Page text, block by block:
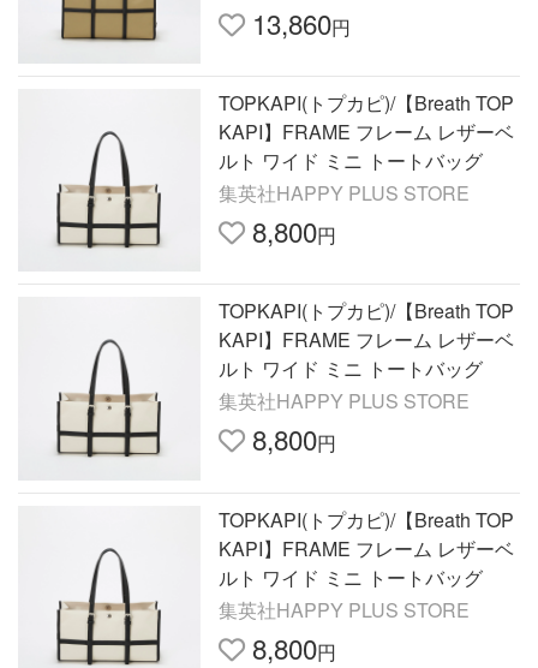
13,860円
TOPKAPI(トプカピ)/【Breath TOP
KAPI】FRAME フレーム レザーベ
ルト ワイド ミニ トートバッグ
集英社HAPPY PLUS STORE
8,800円
TOPKAPI(トプカピ)/【Breath TOP
KAPI】FRAME フレーム レザーベ
ルト ワイド ミニ トートバッグ
集英社HAPPY PLUS STORE
8,800円
TOPKAPI(トプカピ)/【Breath TOP
KAPI】FRAME フレーム レザーベ
ルト ワイド ミニ トートバッグ
集英社HAPPY PLUS STORE
8,800円